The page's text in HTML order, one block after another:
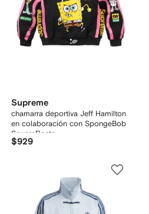
Supreme
chamarra deportiva Jeff Hamilton
en colaboración con SpongeBob
SquarePants
$929